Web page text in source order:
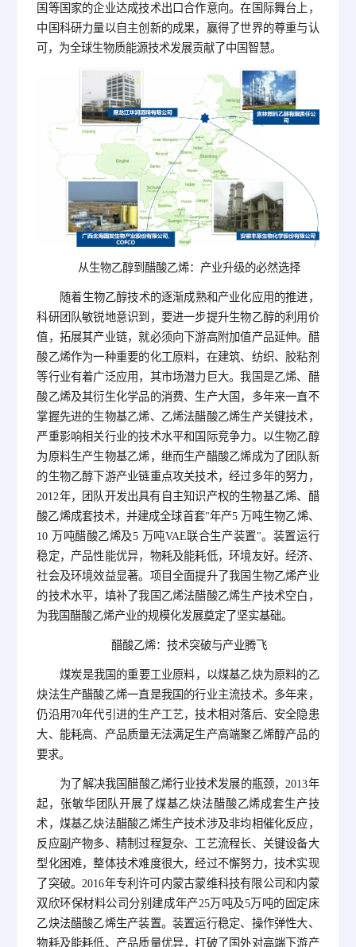
国等国家的企业达成技术出口合作意向。在国际舞台上，
中国科研力量以自主创新的成果，赢得了世界的尊重与认
可，为全球生物质能源技术发展贡献了中国智慧。
从生物乙醇到醋酸乙烯：产业升级的必然选择
随着生物乙醇技术的逐渐成熟和产业化应用的推进，
科研团队敏锐地意识到，要进一步提升生物乙醇的利用价
值，拓展其产业链，就必须向下游高附加值产品延伸。醋
酸乙烯作为一种重要的化工原料，在建筑、纺织、胶粘剂
等行业有着广泛应用，其市场潜力巨大。我国是乙烯、醋
酸乙烯及其衍生化学品的消费、生产大国，多年来一直不
掌握先进的生物基乙烯、乙烯法醋酸乙烯生产关键技术，
严重影响相关行业的技术水平和国际竞争力。以生物乙醇
为原料生产生物基乙烯，继而生产醋酸乙烯成为了团队新
的生物乙醇下游产业链重点攻关技术，经过多年的努力，
2012年，团队开发出具有自主知识产权的生物基乙烯、醋
酸乙烯成套技术，并建成全球首套"年产5 万吨生物乙烯、
10 万吨醋酸乙烯及5 万吨VAE联合生产装置"。装置运行
稳定，产品性能优异，物耗及能耗低，环境友好。经济、
社会及环境效益显著。项目全面提升了我国生物乙烯产业
的技术水平，填补了我国乙烯法醋酸乙烯生产技术空白，
为我国醋酸乙烯产业的规模化发展奠定了坚实基础。
醋酸乙烯：技术突破与产业腾飞
煤炭是我国的重要工业原料，以煤基乙炔为原料的乙
炔法生产醋酸乙烯一直是我国的行业主流技术。多年来，
仍沿用70年代引进的生产工艺，技术相对落后、安全隐患
大、能耗高、产品质量无法满足生产高端聚乙烯醇产品的
要求。
为了解决我国醋酸乙烯行业技术发展的瓶颈，2013年
起，张敏华团队开展了煤基乙炔法醋酸乙烯成套生产技
术，煤基乙炔法醋酸乙烯生产技术涉及非均相催化反应，
反应副产物多、精制过程复杂、工艺流程长、关键设备大
型化困难，整体技术难度很大，经过不懈努力，技术实现
了突破。2016年专利许可内蒙古蒙维科技有限公司和内蒙
双欣环保材料公司分别建成年产25万吨及5万吨的固定床
乙炔法醋酸乙烯生产装置。装置运行稳定、操作弹性大、
物耗及能耗低、产品质量优异，打破了国外对高端下游产